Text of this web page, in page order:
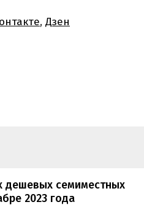
, Дзен
дешевых семиместных
2023 года